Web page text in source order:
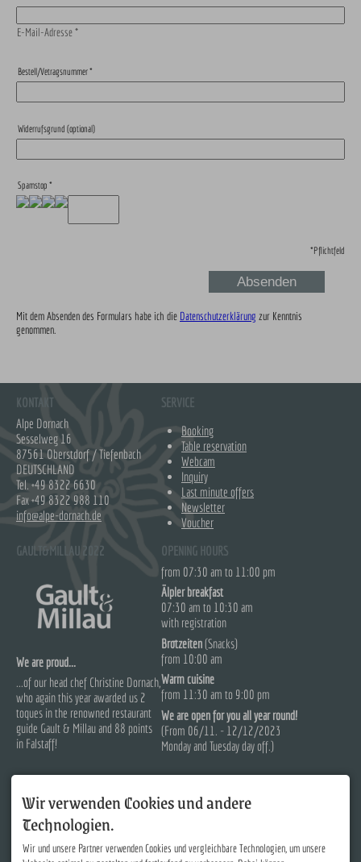
E-Mail-Adresse*
Bestell/Vetragsnummer*
Widerrufsgrund (optional)
Spamstop *
*Pflichtfeld
Mit dem Absenden des Formulars habe ich die Datenschutzerklärung zur Kenntnis
genommen.
KONTAKT
Alpe Dornach
Sesselweg 16
87561 Oberstdorf / Tiefenbach
DEUTSCHLAND
Tel. +49 8322 6630
Fax +49 8322 988 110
info@alpe-dornach.de
SERVICE
Booking
Table reservation
Webcam
Inquiry
Last minute offers
Newsletter
Voucher
GAULT&MILLAU 2022
We are proud...
...of our head chef Christine Dornach,
who again this year awarded us 2
toques in the renowned restaurant
guide Gault & Millau and 88 points
in Falstaff!
OPENING HOURS
from 07:30 am to 11:00 pm
Älpler breakfast
07:30 am to 10:30 am
with registration
Brotzeiten(Snacks)
from 10:00 am
Warm cuisine
from 11:30 am to 9:00 pm
We are open for you all year round!
(From 06/11. - 12/12/2023
Monday and Tuesday day off.)
Wir verwenden Cookies und andere
Technologien.
Wir und unsere Partner verwenden Cookies und vergleichbare Technologien, um unsere